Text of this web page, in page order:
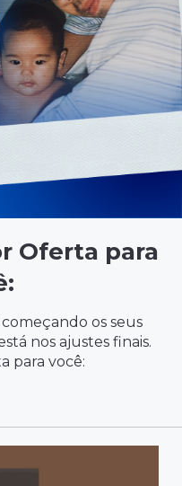
Oferta para
os seus
nos ajustes finais.
para você: